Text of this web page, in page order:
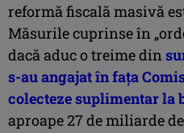
reformă fiscală masivă
Măsurile cuprinse în
dacă aduc o treime din
s-au angajat în fața
colecteze suplimentar la
aproape 27 de miliarde